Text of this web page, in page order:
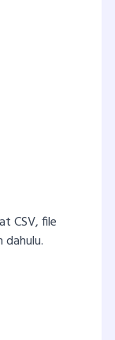
CSV, file
dahulu.